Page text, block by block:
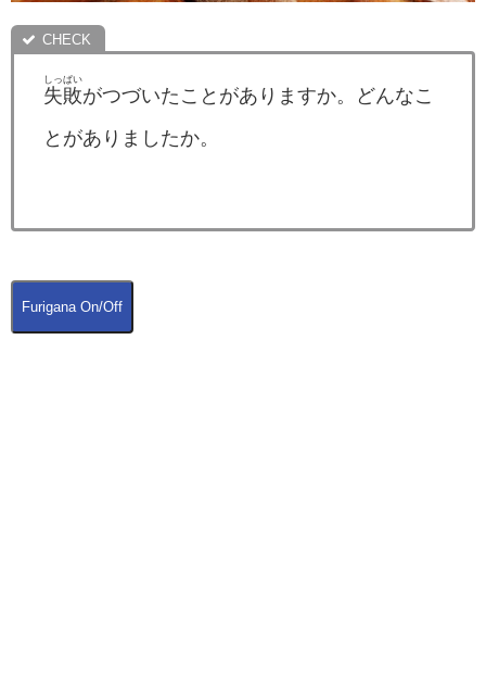
失敗
しっぱい
がつづいたことがありますか。どんなこ
とがありましたか。
Furigana On/Off